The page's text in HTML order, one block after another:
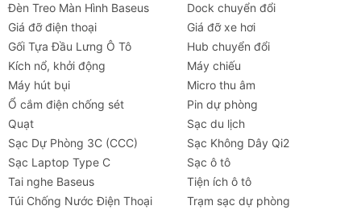
Đèn Treo Màn Hình Baseus
Dock chuyển đổi
Giá đỡ điện thoại
Giá đỡ xe hơi
Gối Tựa Đầu Lưng Ô Tô
Hub chuyển đổi
Kích nổ, khởi động
Máy chiếu
Máy hút bụi
Micro thu âm
Ổ cắm điện chống sét
Pin dự phòng
Quạt
Sạc du lịch
Sạc Dự Phòng 3C (CCC)
Sạc Không Dây Qi2
Sạc Laptop Type C
Sạc ô tô
Tai nghe Baseus
Tiện ích ô tô
Túi Chống Nước Điện Thoại
Trạm sạc dự phòng